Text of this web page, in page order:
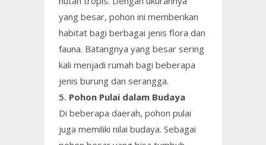
yang besar, pohon ini memberikan
habitat bagi berbagai jenis flora dan
fauna. Batangnya yang besar sering
kali menjadi rumah bagi beberapa
jenis burung dan serangga.
5. Pohon Pulai dalam Budaya
Di beberapa daerah, pohon pulai
juga memiliki nilai budaya. Sebagai